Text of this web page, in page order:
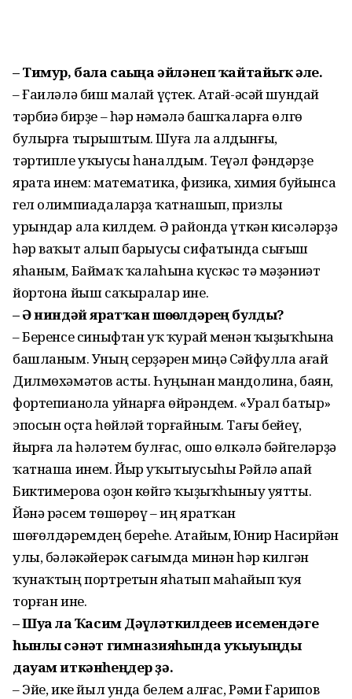
– Тимур, бала сағыңа әйләнеп ҡайтайыҡ әле.
– Ғаиләлә биш малай үҫтек. Атай-әсәй шундай
тәрбиә бирҙе – һәр нәмәлә башҡаларға өлгө
булырға тырыштым. Шуға ла алдынғы,
тәртипле уҡыусы һаналдым. Теүәл фәндәрҙе
ярата инем: математика, физика, химия буйынса
гел олимпиадалар­ҙа ҡатнашып, призлы
урындар ала килдем. Ә районда үткән кисәләрҙә
һәр ваҡыт алып барыусы сифатында сығыш
яһаным, Баймаҡ ҡалаһына күскәс тә мәҙәниәт
йортона йыш саҡыралар ине.
– Ә ниндәй яратҡан шөғөлдәрең булды?
– Беренсе синыфтан уҡ ҡурай менән ҡыҙыҡһына
башланым. Уның серҙәрен миңә Сәйфулла ағай
Дилмөхәмәтов асты. Һуңынан мандолина, баян,
фортепианола уйнарға өйрәндем. «Урал батыр»
эпосын оҫта һөйләй тор­ғайным. Тағы бейеү,
йырға ла һәләтем булғас, ошо өлкәлә бәйгеләрҙә
ҡатнаша инем. Йыр уҡытыусыһы Рәйлә апай
Биктимерова оҙон көйгә ҡыҙыҡһыныу уятты.
Йәнә рәсем төшөрөү – иң яратҡан
шөғөлдәремдең береһе. Атайым, Юнир Насирйән
улы, бәләкәйерәк сағымда минән һәр килгән
ҡунаҡтың портретын яһатып маһайып ҡуя
торған ине.
– Шуға ла Ҡасим Дәүләткилдеев исемендәге
һынлы сәнғәт гимназияһында уҡыуыңды
дауам иткәнһеңдер ҙә.
– Эйе, ике йыл унда белем алғас, Рәми Ғарипов